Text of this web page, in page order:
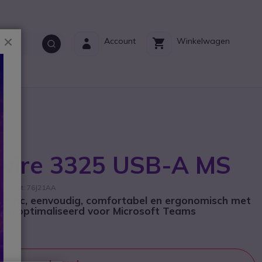
Winkelwagen
Account
3325 USB-A MS
76J21AA
pc, eenvoudig, comfortabel en ergonomisch met
geoptimaliseerd voor Microsoft Teams